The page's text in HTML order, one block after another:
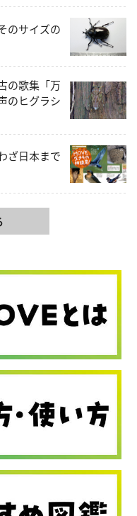
のサイズの
の歌集「万
のヒグラシ
ざ日本まで